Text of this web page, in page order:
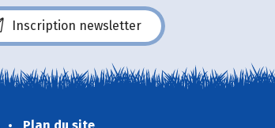
Inscription newsletter